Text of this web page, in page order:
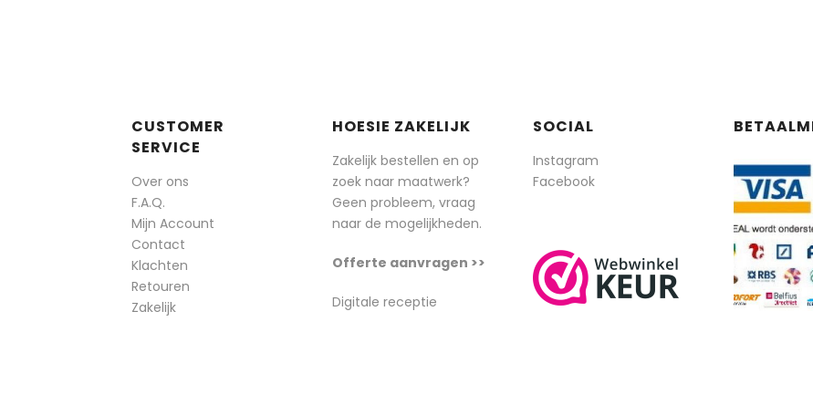
CUSTOMER
SERVICE
Over ons
F.A.Q.
Mijn Account
Contact
Klachten
Retouren
Zakelijk
HOESIE ZAKELIJK
Zakelijk bestellen en op
zoek naar maatwerk?
Geen probleem, vraag
naar de mogelijkheden.
Offerte aanvragen >>
Digitale receptie
SOCIAL
Instagram
Facebook